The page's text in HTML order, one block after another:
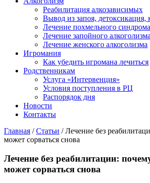
Реабилитация алкозависимых
Вывод из запоя, детоксикация,
Лечение похмельного синдрома
Лечение запойного алкоголизма
Лечение женского алкоголизма
Игромания
Как убедить игромана лечиться
Родственникам
Услуга «Интервенция»
Условия поступления в РЦ
Распорядок дня
Новости
Контакты
Главная / Статьи / Лечение без
может сорваться снова
Лечение без реабилитации:
может сорваться снова